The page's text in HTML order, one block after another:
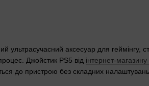
ультрасучасний аксесуар для
Джойстик PS5 від інтернет-
до пристрою без складних